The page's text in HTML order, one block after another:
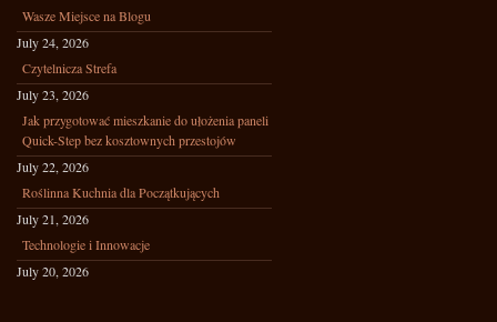
Wasze Miejsce na Blogu
July 24, 2026
Czytelnicza Strefa
July 23, 2026
Jak przygotować mieszkanie do ułożenia paneli
Quick-Step bez kosztownych przestojów
July 22, 2026
Roślinna Kuchnia dla Początkujących
July 21, 2026
Technologie i Innowacje
July 20, 2026